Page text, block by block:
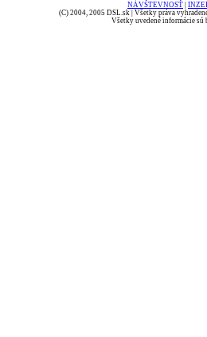
NÁVŠTEVNOSŤ
(C) 2004, 2005 DSL.sk | Všetky práva
Všetky uvedené informácie sú